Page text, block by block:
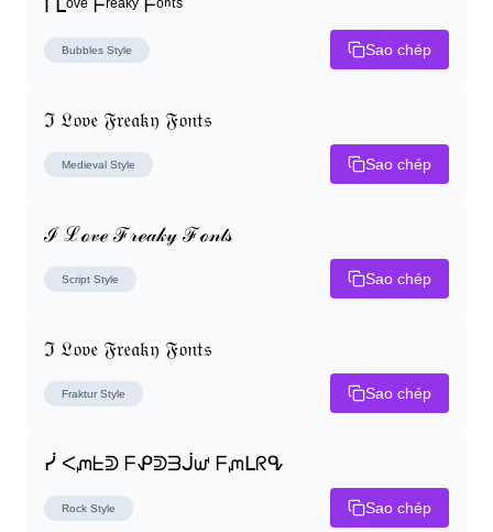
I ᒪᵒᵛᵉ ᖴʳᵉᵃᵏʸ ᖴᵒⁿᵗˢ
Bubbles Style Sao chép
ℑ 𝔏𝔬𝔳𝔢 𝔉𝔯𝔢𝔞𝔨𝔶 𝔉𝔬𝔫𝔱𝔰
Medieval Style Sao chép
ℐ ℒℴ𝓋ℯ ℱ𝓇ℯ𝒶𝓀𝓎 ℱℴ𝓃𝓉𝓈
Script Style Sao chép
ℑ 𝔏𝔬𝔳𝔢 𝔉𝔯𝔢𝔞𝔨𝔶 𝔉𝔬𝔫𝔱𝔰
Fraktur Style Sao chép
ᓰ ᐸᘻᖶᕲ ᖴᕵᕲᗱᒎᘺ ᖴᘻᒪᖇᕴ
Rock Style Sao chép